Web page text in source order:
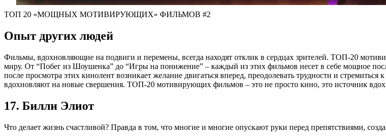
ТОП 20 «МОЩНЫХ МОТИВИРУЮЩИХ» ФИЛЬМОВ #2
Опыт других людей
Фильмы, вдохновляющие на подвиги и перемены, всегда находят отклик в сердцах зрителей. ТОП-20
миру. От “Побег из Шоушенка” до “Игры на понижение” – каждый из этих фильмов несет в себе мощное
после просмотра этих кинолент возникает желание двигаться вперед, преодолевать трудности и
вдохновляют на новые свершения. ТОП-20 мотивирующих фильмов – это не просто кино, это источник
17. Билли Элиот
Что делает жизнь счастливой? Правда в том, что многие и многие опускают руки перед препятствиями,